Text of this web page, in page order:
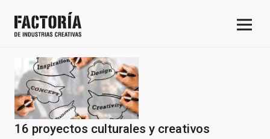
16 proyectos culturales y creativos